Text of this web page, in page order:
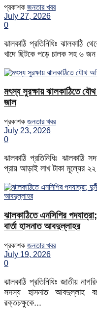
প্রকাশক জনতার খবর
July 27, 2026
0
ঝালকাঠি প্রতিনিধিঃ ঝালকাঠি
খাদে ছিটকে পড়ে চালক সহ ৬
মৎস্য সুরক্ষায় ঝালকাঠিতে
জাল
প্রকাশক জনতার খবর
July 23, 2026
0
ঝালকাঠি প্রতিনিধিঃ ঝালকাঠি
প্রায় আড়াই লাখ টাকা মূল্যের ২২
ঝালকাঠিতে এনসিপির
বার্তা হাসনাত আবদুল্লাহর
প্রকাশক জনতার খবর
July 19, 2026
0
ঝালকাঠি প্রতিনিধিঃ জাতীয়
সদস্য হাসনাত আবদুল্লাহ
রক্তচক্ষুকে...